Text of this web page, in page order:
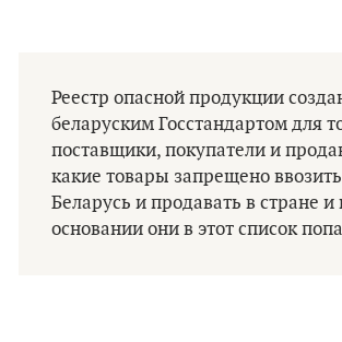
Реестр опасной продукции
беларуским Госстандартом для
поставщики, покупатели и
какие товары запрещено
Беларусь и продавать в стране и
основании они в этот список